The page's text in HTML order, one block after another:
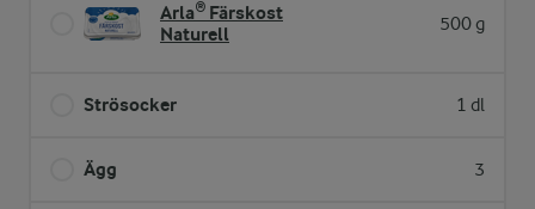
Arla® Färskost
Naturell
500 g
Strösocker 1 dl
Ägg 3